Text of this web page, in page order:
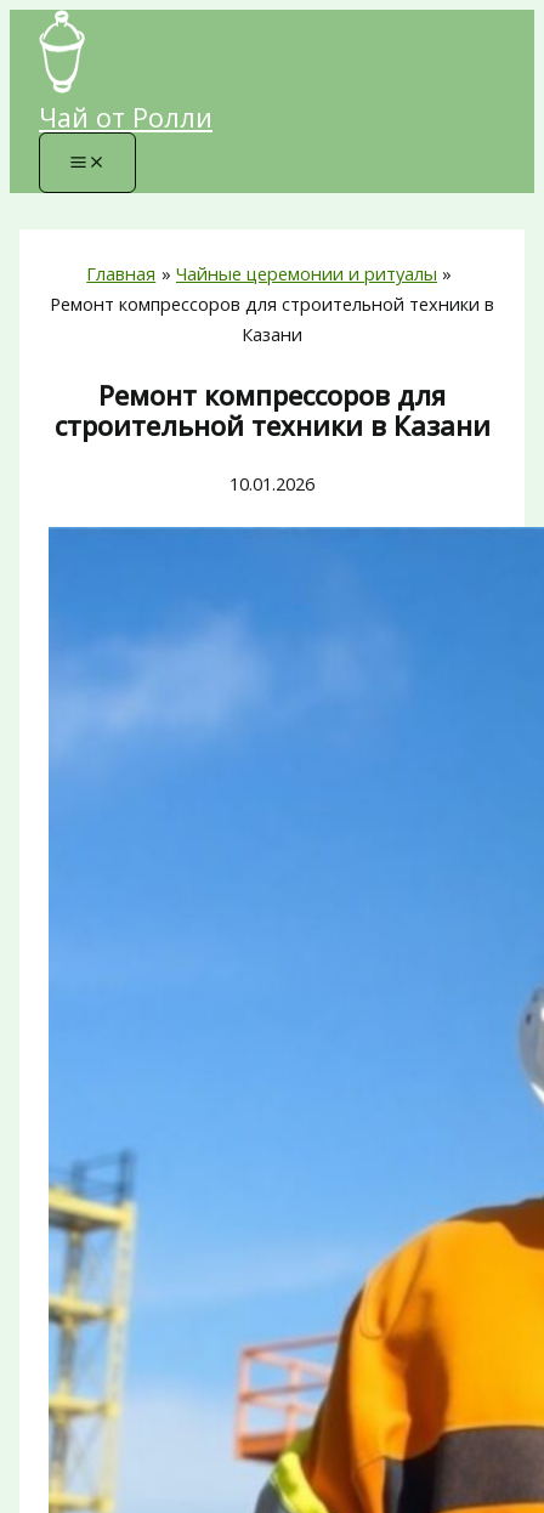
Перейти
содержимому
Чай от Ролли
Главная
Чайные церемонии и ритуалы
Ремонт компрессоров для строительной техники в
Казани
Ремонт компрессоров для
строительной техники в Казани
10.01.2026